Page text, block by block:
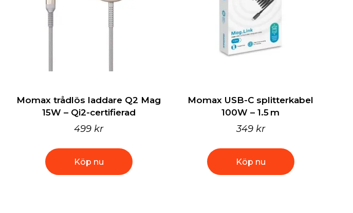
Momax trådlös laddare Q2 Mag
15W – Qi2-certifierad
499 kr
Köp nu
Momax USB-C splitterkabel
100W – 1.5 m
349 kr
Köp nu